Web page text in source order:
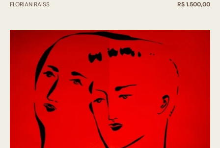
FLORIAN RAISS
R$ 1.500,00